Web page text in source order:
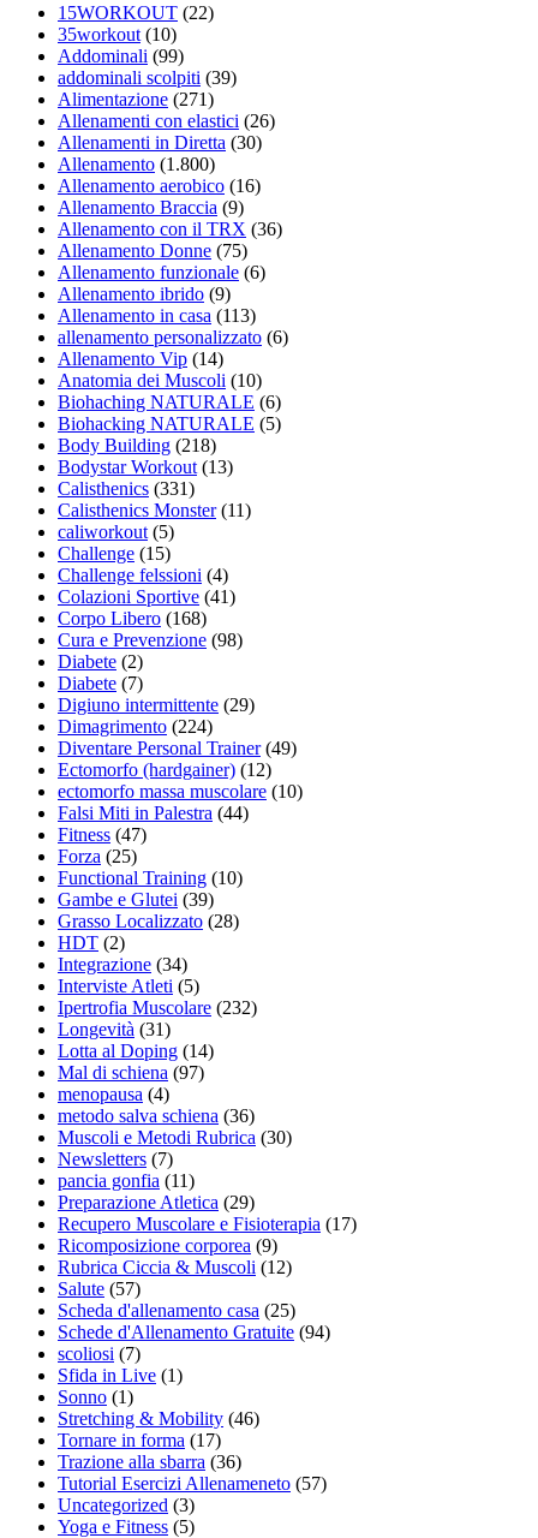
15WORKOUT (22)
35workout (10)
Addominali (99)
addominali scolpiti (39)
Alimentazione (271)
Allenamenti con elastici (26)
Allenamenti in Diretta (30)
Allenamento (1.800)
Allenamento aerobico (16)
Allenamento Braccia (9)
Allenamento con il TRX (36)
Allenamento Donne (75)
Allenamento funzionale (6)
Allenamento ibrido (9)
Allenamento in casa (113)
allenamento personalizzato (6)
Allenamento Vip (14)
Anatomia dei Muscoli (10)
Biohaching NATURALE (6)
Biohacking NATURALE (5)
Body Building (218)
Bodystar Workout (13)
Calisthenics (331)
Calisthenics Monster(11)
caliworkout (5)
Challenge (15)
Challenge felssioni (4)
Colazioni Sportive (41)
Corpo Libero (168)
Cura e Prevenzione (98)
Diabete (2)
Diabete (7)
Digiuno intermittente (29)
Dimagrimento (224)
Diventare Personal Trainer(49)
Ectomorfo (hardgainer) (12)
ectomorfo massa muscolare (10)
Falsi Miti in Palestra (44)
Fitness (47)
Forza (25)
Functional Training (10)
Gambe e Glutei (39)
Grasso Localizzato (28)
HDT (2)
Integrazione (34)
Interviste Atleti (5)
Ipertrofia Muscolare (232)
Longevità (31)
Lotta al Doping (14)
Mal di schiena (97)
menopausa (4)
metodo salva schiena (36)
Muscoli e Metodi Rubrica (30)
Newsletters (7)
pancia gonfia (11)
Preparazione Atletica (29)
Recupero Muscolare e Fisioterapia (17)
Ricomposizione corporea (9)
Rubrica Ciccia & Muscoli (12)
Salute (57)
Scheda d'allenamento casa (25)
Schede d'Allenamento Gratuite (94)
scoliosi (7)
Sfida in Live (1)
Sonno (1)
Stretching & Mobility (46)
Tornare in forma (17)
Trazione alla sbarra (36)
Tutorial Esercizi Allenameneto (57)
Uncategorized (3)
Yoga e Fitness (5)